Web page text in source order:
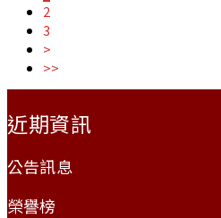
2
3
>
>>
近期資訊
公告訊息
榮譽榜